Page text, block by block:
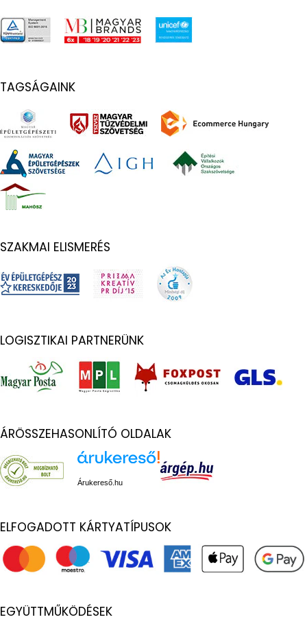
TAGSÁGAINK
SZAKMAI ELISMERÉS
LOGISZTIKAI PARTNERÜNK
ÁRÖSSZEHASONLÍTÓ OLDALAK
Árukereső.hu
ELFOGADOTT KÁRTYATÍPUSOK
EGYÜTTMŰKÖDÉSEK